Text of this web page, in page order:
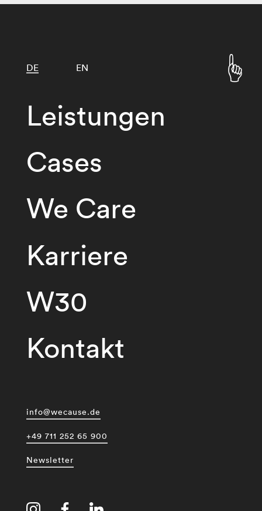
Leistungen
Cases
We Care
Karriere
W30
Kontakt
DE EN
info@wecause.de
+49 711 252 65 900
Newsletter